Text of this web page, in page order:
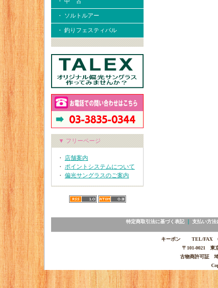
・ ソルトルアー
・ 釣りフェスティバル
▼ フリーページ
・ 店舗案内
・ ポイントシステムについて
・ 偏光サングラスのご案内
特定商取引法に基づく表記｜ 支払い方法
キーポン TEL/FAX
〒101-0021 東
古物商許可証